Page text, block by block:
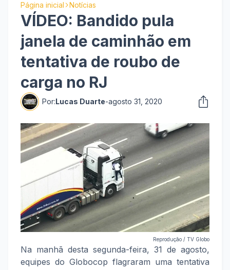
Página inicial Notícias
VÍDEO: Bandido pula
janela de caminhão em
tentativa de roubo de
carga no RJ
Por:Lucas Duarte-agosto 31, 2020
Reprodução / TV Globo
Na manhã desta segunda-feira, 31 de agosto,
equipes do Globocop flagraram uma tentativa